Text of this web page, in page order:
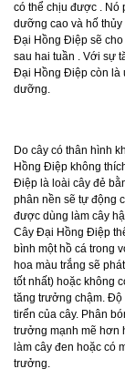
có thể chịu được . Nó
dưỡng cao và hố
Đại Hồng Điệp sẽ cho
sau hai tuần . Với sự
Đại Hồng Điệp còn là
dưỡng.
Do cây có thân hình
Hồng Điệp không
Điệp là loài cây đẻ
phân nền sẽ tự động
được dùng làm cây
Cây Đại Hồng Điệp
bình một hồ cá trong
hoa màu trắng sẽ
tốt nhất) hoặc không
tăng trưởng chậm. Độ
tirển của cây. Phân
trưởng mạnh mẽ hơn
làm cây đen hoặc có
trưởng.